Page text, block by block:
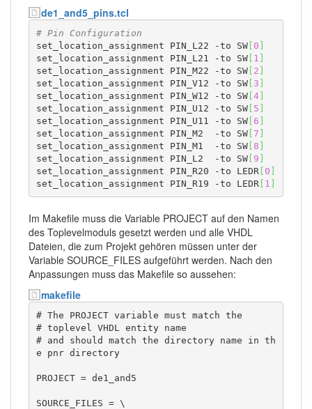
de1_and5_pins.tcl
# Pin Configuration
set_location_assignment PIN_L22 -to SW[ 0 ]
set_location_assignment PIN_L21 -to SW[ 1 ]
set_location_assignment PIN_M22 -to SW[ 2 ]
set_location_assignment PIN_V12 -to SW[ 3 ]
set_location_assignment PIN_W12 -to SW[4]
set_location_assignment PIN_U12 -to SW[ 5 ]
set_location_assignment PIN_U11 -to SW[ 6 ]
set_location_assignment PIN_M2  -to SW[ 7 ]
set_location_assignment PIN_M1  -to SW[ 8 ]
set_location_assignment PIN_L2  -to SW[ 9 ]
set_location_assignment PIN_R20 -to LEDR [ 0 ]
set_location_assignment PIN_R19 -to LEDR [ 1 ]
Im Makefile muss die Variable PROJECT auf den Namen
des Toplevelmoduls gesetzt werden und alle VHDL
Dateien, die zum Projekt gehören müssen unter der
Variable SOURCE_FILES aufgeführt werden. Nach den
Anpassungen muss das Makefile so aussehen:
makefile
# The PROJECT variable must match the
# toplevel VHDL entity name
# and should match the directory name in th
e pnr directory
PROJECT = de1_and5
SOURCE_FILES = \